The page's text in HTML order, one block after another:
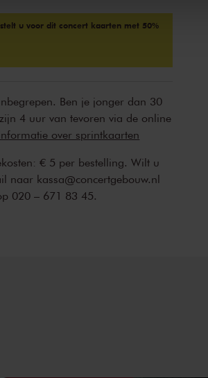
u voor dit concert kaarten met 50%
Ben je jonger dan 30
4 uur van tevoren via de online
over sprintkaarten
€ 5 per bestelling. Wilt u
naar kassa@concertgebouw.nl
020 – 671 83 45.